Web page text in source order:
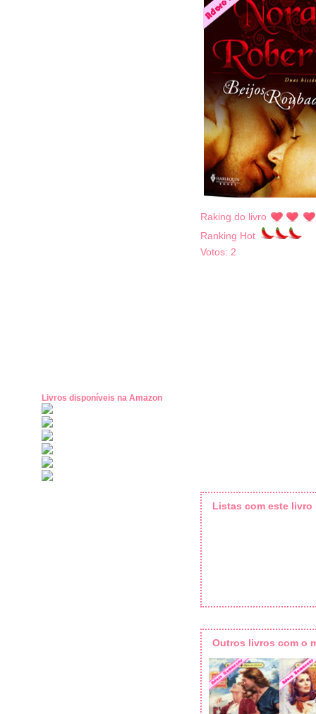
Livros disponíveis na Amazon
Raking do livro
Ranking Hot
Votos: 2
Listas com este livro
Outros livros com o